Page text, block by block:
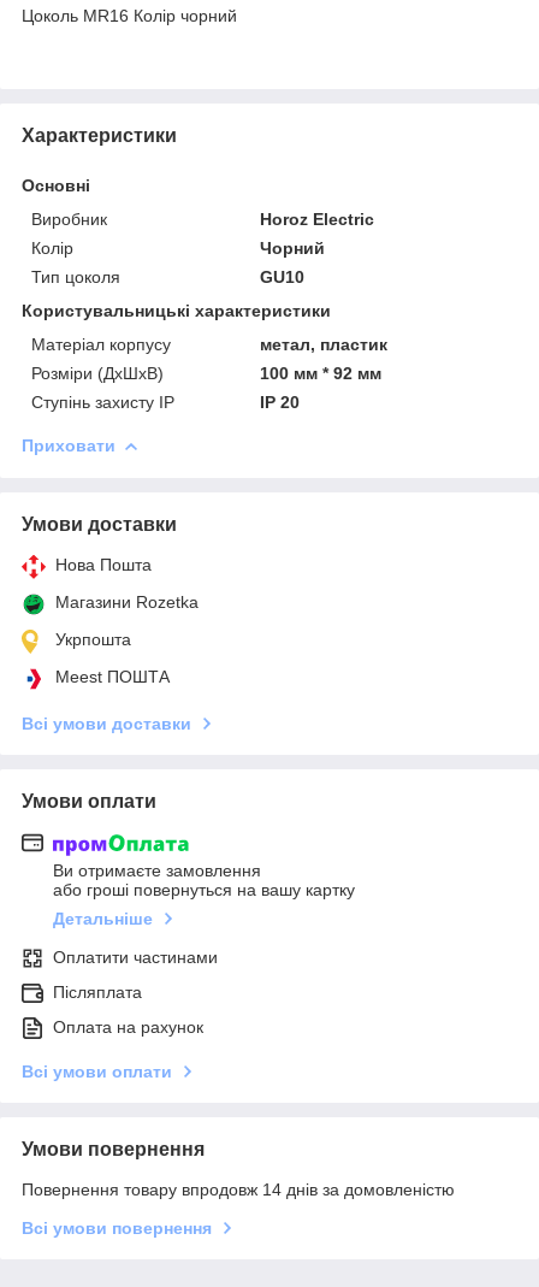
Цоколь MR16 Колір чорний
Характеристики
Основні
Виробник
Horoz Electric
Колір
Чорний
Тип цоколя
GU10
Користувальницькі характеристики
Матеріал корпусу
метал, пластик
Розміри (ДхШхВ)
100 мм * 92 мм
Ступінь захисту IP
ІР 20
Приховати
Умови доставки
Нова Пошта
Магазини Rozetka
Укрпошта
Meest ПОШТА
Всі умови доставки
Умови оплати
Ви отримаєте замовлення
або гроші повернуться на вашу картку
Детальніше
Оплатити частинами
Післяплата
Оплата на рахунок
Всі умови оплати
Умови повернення
Повернення товару впродовж 14 днів за домовленістю
Всі умови повернення